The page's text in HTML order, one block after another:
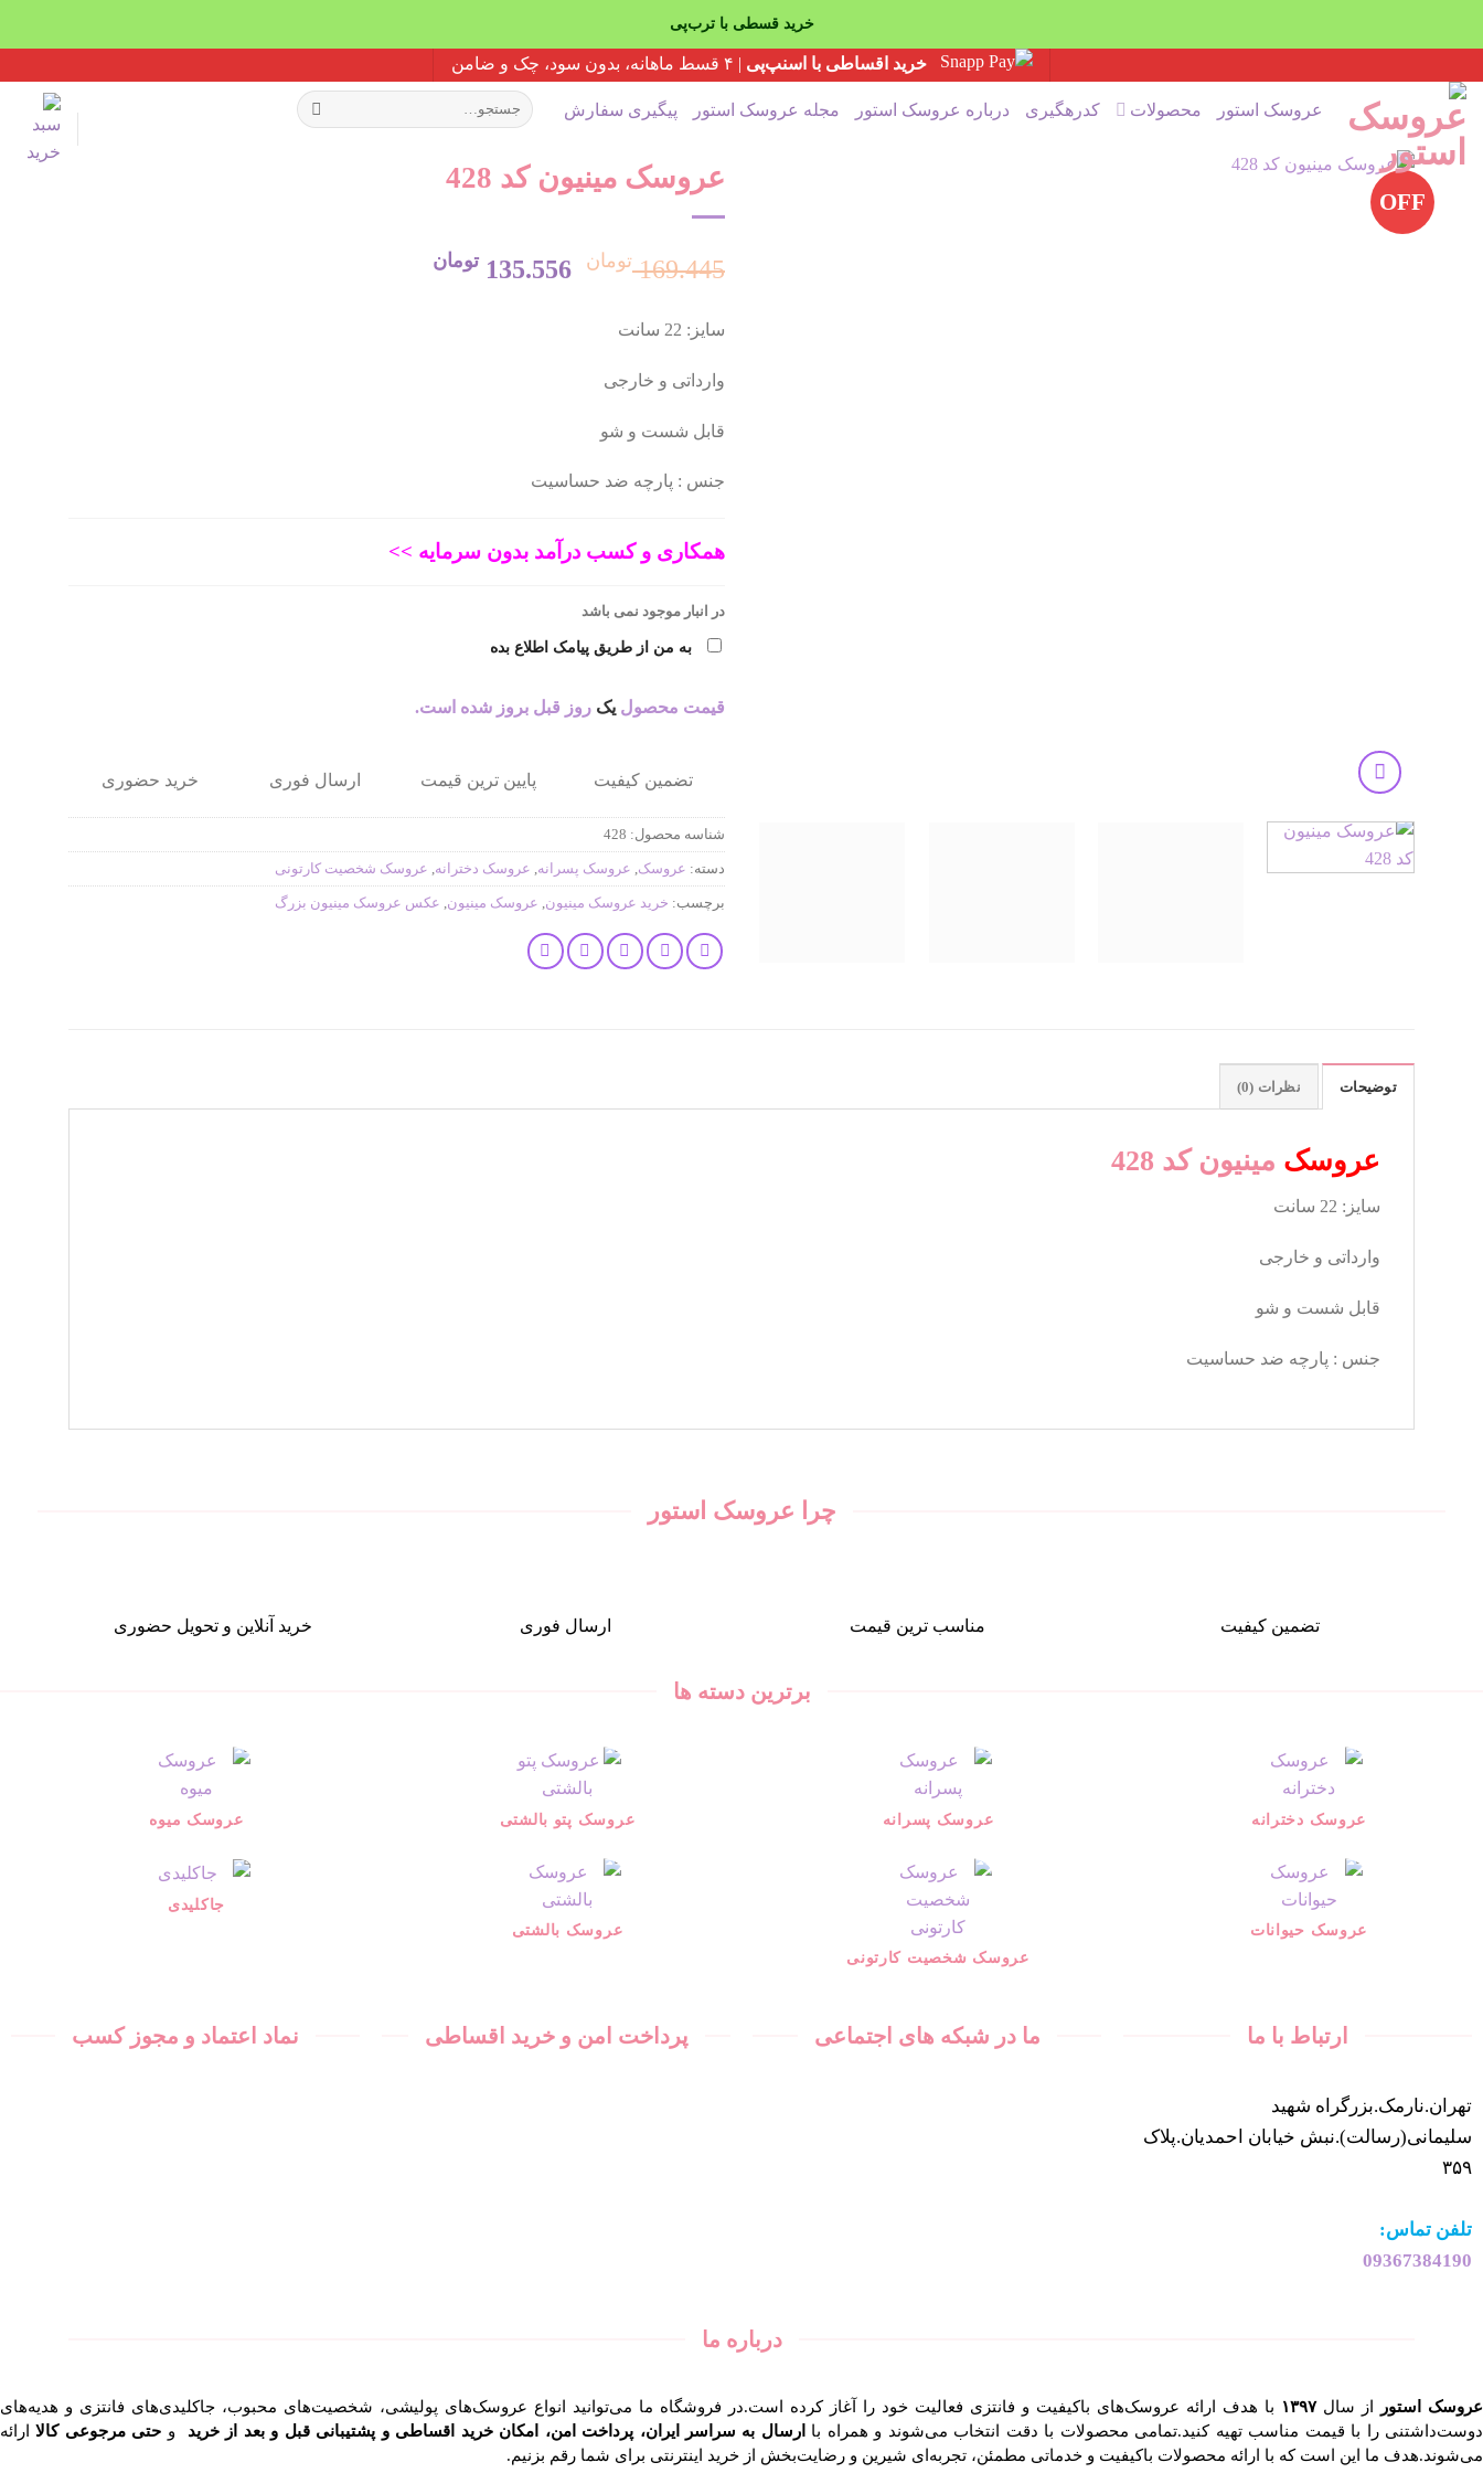
خرید قسطی با ترب‌پی
content
خرید اقساطی با اسنپ‌پی | ۴ قسط ماهانه، بدون سود، چک و ضامن
عروسک استور محصولات کدرهگیری درباره عروسک استور مجله عروسک استور پیگیری سفارش
جستجو
برای:
OFF
عروسک مینیون کد 428
169.445 تومان قیمت
بود.
135.556 تومان
سایز: 22 سانت
وارداتی و خارجی
قابل شست و شو
جنس : پارچه ضد حساسیت
همکاری و کسب درآمد بدون سرمایه >>
در انبار موجود نمی باشد
به من از طریق پیامک اطلاع بده
قیمت محصول یک روز قبل بروز شده است.
تضمین کیفیت پایین ترین قیمت ارسال فوری خرید حضوری
شناسه محصول: 428
دسته: عروسک عروسک پسرانه عروسک دخترانه عروسک شخصیت کارتونی
برچسب: خرید عروسک مینیون عروسک مینیون عکس عروسک مینیون بزرگ
توضیحات نظرات (0)
عروسک مینیون کد 428
سایز: 22 سانت
وارداتی و خارجی
قابل شست و شو
جنس : پارچه ضد حساسیت
چرا عروسک استور
تضمین کیفیت مناسب ترین قیمت ارسال فوری خرید آنلاین و تحویل حضوری
برترین دسته ها
عروسک دخترانه عروسک پسرانه عروسک پتو بالشتی عروسک میوه
عروسک حیوانات
عروسک شخصیت کارتونی
عروسک بالشتی
جاکلیدی
ارتباط با ما
تهران.نارمک.بزرگراه شهید
سلیمانی(رسالت).نبش خیابان احمدیان.پلاک
۳۵۹
تلفن تماس:
09367384190
ما در شبکه های اجتماعی پرداخت امن و خرید اقساطی نماد اعتماد و مجوز کسب
درباره ما
عروسک استور از سال۱۳۹۷ با هدف ارائه عروسک‌های باکیفیت و فانتزی فعالیت خود را آغاز کرده است.در فروشگاه ما می‌توانید انواع عروسک‌های پولیشی، شخصیت‌های محبوب، جاکلیدی‌های فانتزی و هدیه‌های
دوست‌داشتنی را با قیمت مناسب تهیه کنید.تمامی محصولات با دقت انتخاب می‌شوند و همراه با ارسال به سراسر ایران، پرداخت امن، امکان خرید اقساطی و پشتیبانی قبل و بعد از خرید و حتی مرجوعی کالاارائه
می‌شوند.هدف ما این است که با ارائه محصولات باکیفیت و خدماتی مطمئن، تجربه‌ای شیرین و رضایت‌بخش از خرید اینترنتی برای شما رقم بزنیم.